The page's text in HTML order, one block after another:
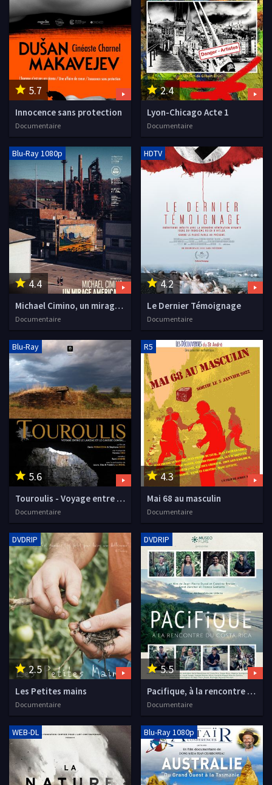
5.7
Innocence sans protection
Documentaire
2.4
Lyon-Chicago Acte 1
Documentaire
4.4
Blu-Ray 1080p
Michael Cimino, un mirage américain
Documentaire
4.2
HDTV
Le Dernier Témoignage
Documentaire
5.6
Blu-Ray
Touroulis - Voyage entre le Larzac et le Causse Comtal
Documentaire
4.3
R5
Mai 68 au masculin
Documentaire
2.5
DVDRIP
Les Petites mains
Documentaire
5.5
DVDRIP
Pacifique, à la rencontre du Costa Rica
Documentaire
WEB-DL Blu-Ray 1080p